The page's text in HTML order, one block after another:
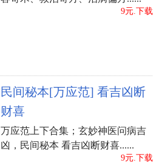
9元.下载
民间秘本[万应范] 看吉凶断
财喜
万应范上下合集；玄妙神医问病吉
凶，民间秘本 看吉凶断财喜......
9元.下载